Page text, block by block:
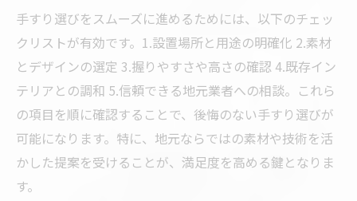
手すり選びをスムーズに進めるためには、以下のチェッ
クリストが有効です。1.設置場所と用途の明確化 2.素材
とデザインの選定 3.握りやすさや高さの確認 4.既存イン
テリアとの調和 5.信頼できる地元業者への相談。これら
の項目を順に確認することで、後悔のない手すり選びが
可能になります。特に、地元ならではの素材や技術を活
かした提案を受けることが、満足度を高める鍵となりま
す。